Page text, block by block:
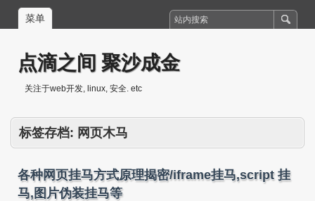
菜单
点滴之间 聚沙成金
关注于web开发, linux, 安全. etc
标签存档: 网页木马
各种网页挂马方式原理揭密/iframe挂马,script 挂
马,图片伪装挂马等